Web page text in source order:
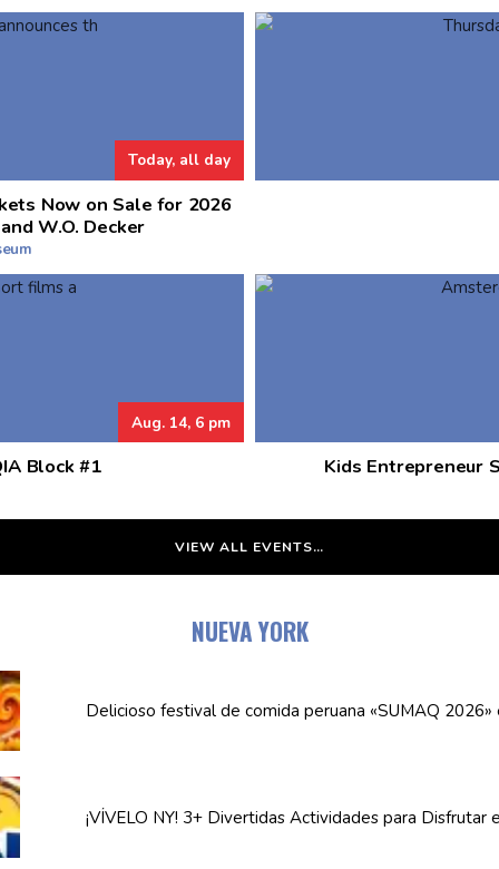
Today, all day
Now on Sale for 2026
W.O. Decker
Aug. 14, 6 pm
Block #1 Kids Entrepreneur
VIEW ALL EVENTS…
NUEVA YORK
Delicioso festival de comida peruana «SUMAQ
¡VÍVELO NY! 3+ Divertidas Actividadespara Disfrutar